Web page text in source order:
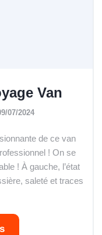
Van
07/2024
de ce van
! On se
! À gauche, l’état
saleté et traces